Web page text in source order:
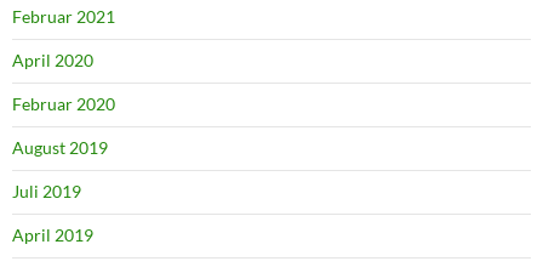
Februar 2021
April 2020
Februar 2020
August 2019
Juli 2019
April 2019